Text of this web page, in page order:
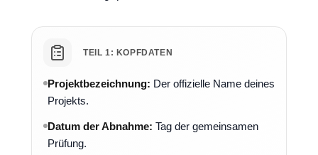
TEIL 1: KOPFDATEN
Projektbezeichnung: Der offizielle Name deines
Projekts.
Datum der Abnahme: Tag der gemeinsamen
Prüfung.